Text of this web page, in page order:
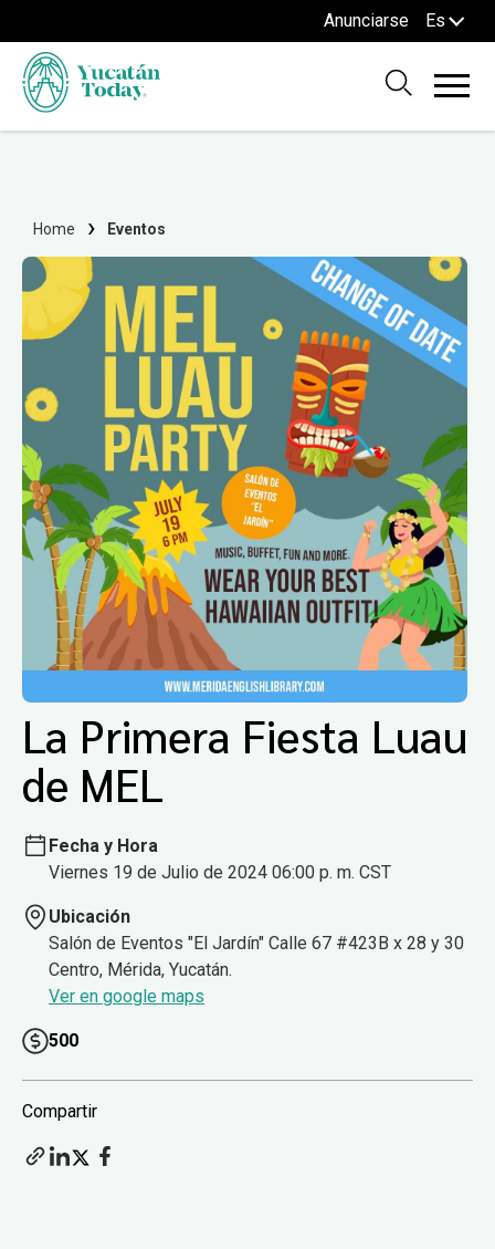
Anunciarse Es
Home Eventos
La Primera Fiesta Luau
de MEL
Fecha y Hora
Viernes 19 de Julio de 2024 06:00 p. m. CST
Ubicación
Salón de Eventos "El Jardín" Calle 67 #423B x 28 y 30
Centro, Mérida, Yucatán.
Ver en google maps
500
Compartir